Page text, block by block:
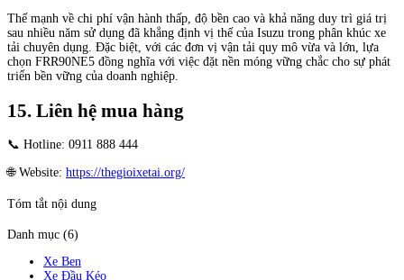
Thế mạnh về chi phí vận hành thấp, độ bền cao và khả năng duy trì giá trị
sau nhiều năm sử dụng đã khẳng định vị thế của Isuzu trong phân khúc xe
tải chuyên dụng. Đặc biệt, với các đơn vị vận tải quy mô vừa và lớn, lựa
chọn FRR90NE5 đồng nghĩa với việc đặt nền móng vững chắc cho sự phát
triển bền vững của doanh nghiệp.
15. Liên hệ mua hàng
📞 Hotline: 0911 888 444
🌐 Website: https://thegioixetai.org/
Tóm tắt nội dung
Danh mục (6)
Xe Ben
Xe Đầu Kéo